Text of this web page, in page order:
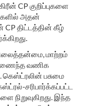
CP குறிப்புகளை
அதன்
CP திட்டத்தின் கீழ்
மாற்றம்
வணிக
பசுமை
சரிபார்க்கப்பட்ட
நிறுவுகிறது. இந்த